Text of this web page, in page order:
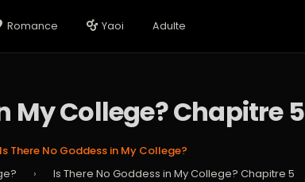
Romance Yaoi Adulte
My College? Chapitre 5
Is There No Goddess in My College?
› Is There No Goddess in My College? Chapitre 5